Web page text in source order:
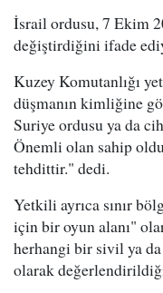
İsrail ordusu, 7 Ekim
değiştirdiğini ifade
Kuzey Komutanlığı
düşmanın kimliğine
Suriye ordusu ya da
Önemli olan sahip
tehdittir." dedi.
Yetkili ayrıca sınır
için bir oyun alanı"
herhangi bir sivil ya
olarak